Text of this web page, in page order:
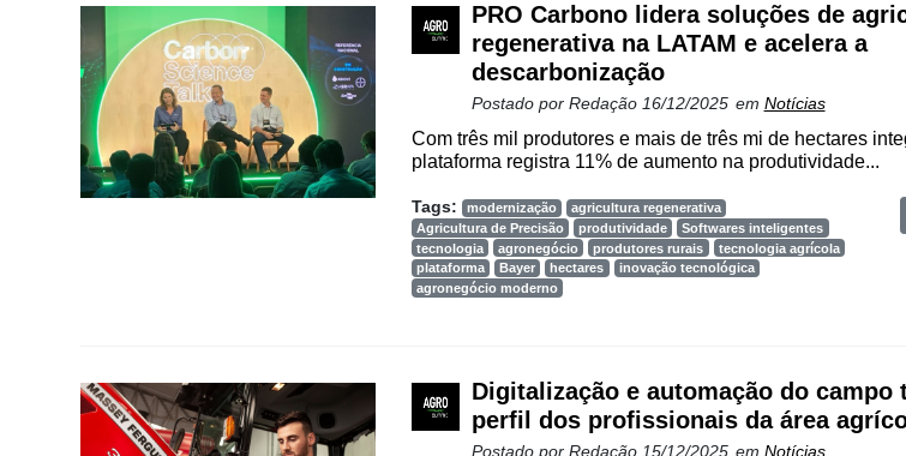
PRO Carbono lidera soluções de
regenerativa na LATAM e acelera a
descarbonização
Postado por Redação 16/12/2025 em Notícias
Com três mil produtores e mais de três mi de hectares
plataforma registra 11% de aumento na produtividade...
Tags: modernização
agricultura regenerativa
Agricultura de Precisão
produtividade
Softwares inteligentes
tecnologia
agronegócio produtores rurais
tecnologia agrícola
plataforma
Bayer hectares
inovação tecnológica
agronegócio moderno
Digitalização e automação do campo
perfil dos profissionais da área
Postado por Redação 15/12/2025 em Notícias